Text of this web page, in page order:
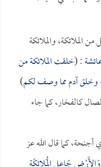
الملائكة، والملائكة
: (خلقت الملائكة من
وخلق آدم مما وصف لكم)
كالفخار، كما جاء
كما قال الله عز